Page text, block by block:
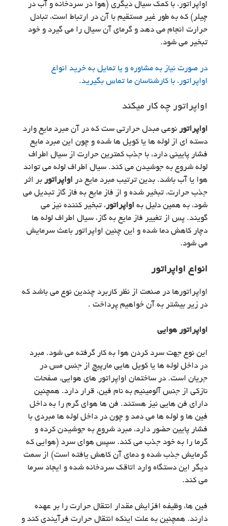
اواپراتور، با کمک سیال دیگری (هوا در سردخانه و آب در
چیلر) که به طور غیر مستقیم با آن در ارتباط است، تبادل
حرارت انجام می دهد و گرمای آن سیال را می گیرد و خود
تبخیر می شود.
در صورت نیاز به مشاوره و یا تمایل به خرید انواع
اواپراتور، با کارشناسان ما تماس بگیرید.
اواپراتور چه کار میکند
اواپراتور نوعی مبدل حرارتی ست که در آن مبرد مایع وارد
دسته ای از لوله ها یا کویل ها شده و چون این مبرد مایع
فشار پایینی دارد، با جذب کمترین حرارت از سیال اطراف
لوله شروع به جوشیدن می کند. سیال اطراف لوله می تواند
هوا یا آب باشد. بدین ترتیب مبرد مایع در اواپراتور بر اثر
جذب حرارت، تبخیر شده و از فاز مایع به فاز گاز تبدیل می
شود، به همین دلیل به اواپراتور، تبخیر کننده نیز می
گویند. پس از تغییر فاز مایع به گاز، سیال اطراف لوله ها
دچار کاهش دما شده و این چنین اواپراتور باعث سرمایش
می شود.
انواع اواپراتور
اواپراتورها در صنعت از نظر کاربرد چندین نوع می باشد که
در زیر بیشتر به آن خواهیم پرداخت .
اواپراتور هوایی
این نوع جهت سرد کردن هوا به کار گرفته می شود. مبرد
در داخل لوله ها یا کویل هایی مارپیچ از جنس مس در
جریان است. در ساختمان اواپراتور های هوایی، صفحات
نازکی از جنس آلومینیم به نام فین، قرار دارد. همچنین
دارای فن هایی نیز هستند. فن ها هوای گرم را به داخل
فین ها و لوله ها می دمد و چون در داخل لوله ها مبردی با
فشار پایین حضور دارد، مبرد شروع به جوشیدن کرده و
گرما را به خود جذب می کند. سپس هوای سرد (هوایی که
گرمایش جذب شده و دمای آن کاهش یافته است) از سمت
دیگر این دستگاه وارد اتاقک سردخانه شده و ایجاد سرما
می کند.
فین ها، وظیفه افزایش مقدار انتقال حرارت را بر عهده
دارند. همچنین به علت اینکه انتقال حرارت فرآیندی کند و